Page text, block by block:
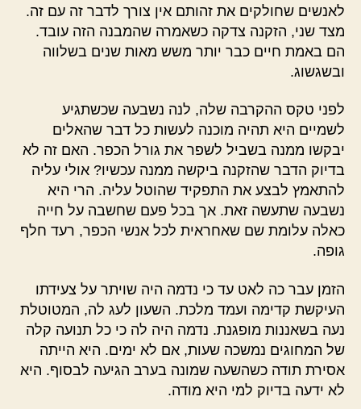
לאנשים שחולקים את זהותם אין צורך לדבר זה עם זה.
מצד שני, הזקנה צדקה כשאמרה שהמבנה הזה עובד.
הם באמת חיים כבר יותר משש מאות שנים בשלווה
ובשגשוג.
לפני טקס ההקרבה שלה, לנה נשבעה שכשתגיע
לשמיים היא תהיה מוכנה לעשות כל דבר שהאלים
יבקשו ממנה בשביל לשפר את גורל הכפר. האם זה לא
בדיוק הדבר שהזקנה ביקשה ממנה עכשיו? אולי עליה
להתאמץ לבצע את התפקיד שהוטל עליה. הרי היא
נשבעה שתעשה זאת. אך בכל פעם שחשבה על חייה
כאלה עלומת שם שאחראית לכל אנשי הכפר, רעד חלף
גופה.
הזמן עבר כה לאט עד כי נדמה היה שויתר על צעידתו
העיקשת קדימה ועמד מלכת. השעון לעג לה, המטוטלת
נעה בשאננות מופגנת. נדמה היה לה כי כל תנועה קלה
של המחוגים נמשכה שעות, אם לא ימים. היא הייתה
אסירת תודה כשהשעה שמונה בערב הגיעה לבסוף. היא
לא ידעה בדיוק למי היא מודה.